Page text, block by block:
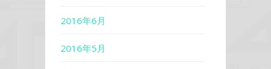
2016年6月
2016年5月